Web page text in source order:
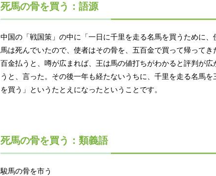
死馬の骨を買う：語源
中国の「戦国策」の中に「一日に千里を走る名馬を買うために
馬は死んでいたので、使者はその骨を、五百金で買って帰って
百金払うと、噂が広まれば、王は馬の値打ちがわかると評判が
うと、言った。その後一年も経たないうちに、千里を走る名馬
を買う」というたとえになったということです。
死馬の骨を買う：類義語
駿馬の骨を市う